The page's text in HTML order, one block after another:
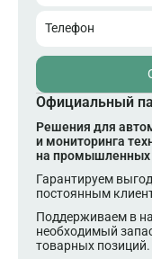
Телефон
Официальный
Решения для
и мониторинга
на промышленных
Гарантируем
постоянным
Поддерживаем в
необходимый
товарных позиций.